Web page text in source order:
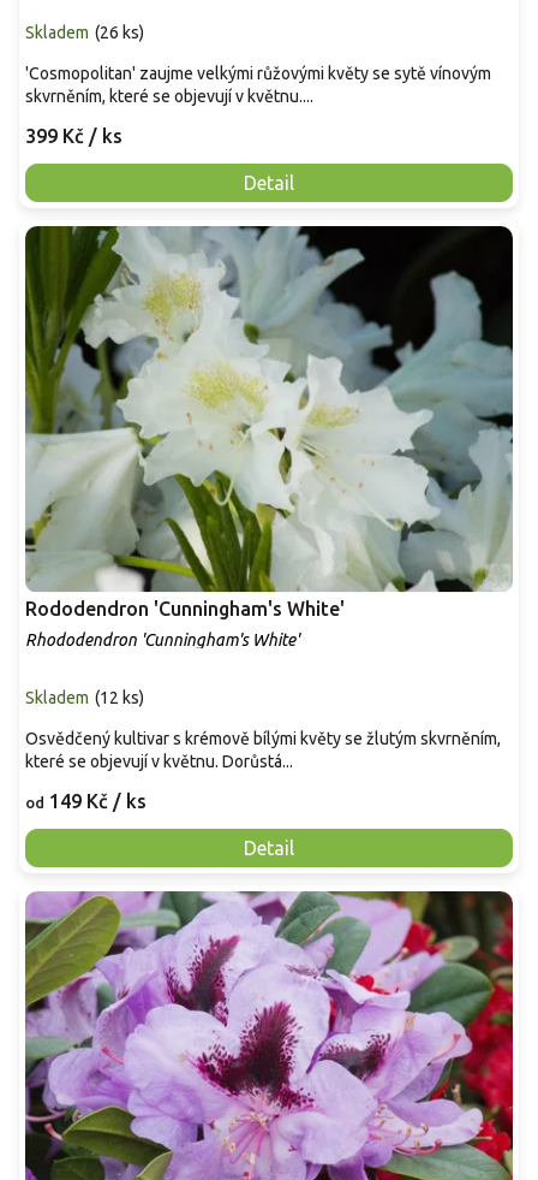
Skladem (26 ks)
399 Kč / ks
Detail
'Cosmopolitan' zaujme velkými růžovými květy se sytě vínovým
skvrněním, které se objevují v květnu....
Rododendron 'Cunningham's White'
Rhododendron 'Cunningham's White'
Skladem (12 ks)
od 149 Kč / ks
Detail
Osvědčený kultivar s krémově bílými květy se žlutým skvrněním,
které se objevují v květnu. Dorůstá...